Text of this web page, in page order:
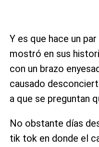
Y es que hace un
mostró en sus
con un brazo
causado
a que se preguntan
No obstante días
tik tok en donde el